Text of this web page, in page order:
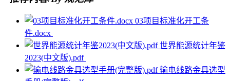
03项目标准化开工条
件.docx
世界能源统计年鉴
2023(中文版).pdf
输电线路金具选型